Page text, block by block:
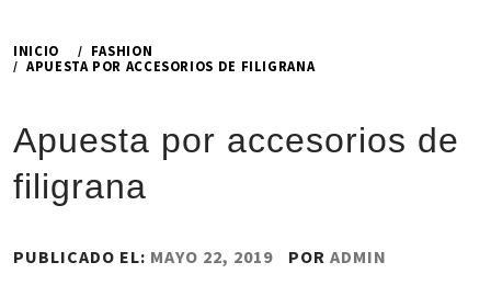
INICIO
FASHION
APUESTA POR ACCESORIOS DE FILIGRANA
Apuesta por accesorios de
filigrana
PUBLICADO EL: MAYO 22, 2019 POR ADMIN